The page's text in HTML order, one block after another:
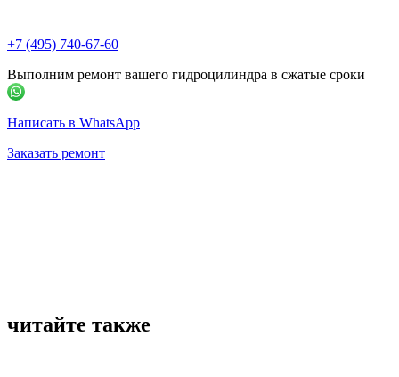
+7 (495) 740-67-60
Выполним ремонт вашего гидроцилиндра в сжатые сроки
Написать в WhatsApp
Заказать ремонт
читайте также